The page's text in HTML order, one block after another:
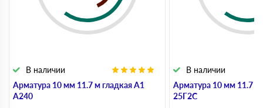
Арматура 10 мм 11.7 м гладкая А1
А240
В наличии
Арматура 10 мм 11.7 м
25Г2С
В наличии